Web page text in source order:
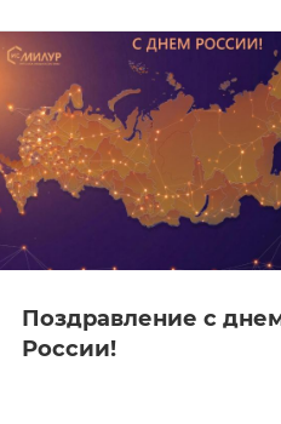
Поздравление с
России!